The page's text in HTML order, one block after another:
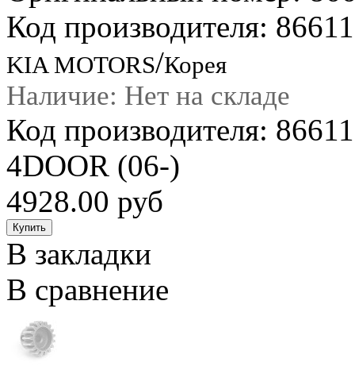
Код производителя:
KIA MOTORS/Корея
Наличие: Нет на складе
Код производителя:
4DOOR (06-)
4928.00 руб
В закладки
В сравнение